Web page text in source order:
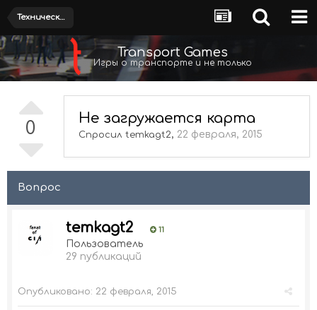
Технические вопросы
Transport Games
Игры о транспорте и не только
0 Не загружается карта
Спросил temkagt2, 22 февраля, 2015
Вопрос
temkagt2 11
Пользователь
29 публикаций
Опубликовано: 22 февраля, 2015